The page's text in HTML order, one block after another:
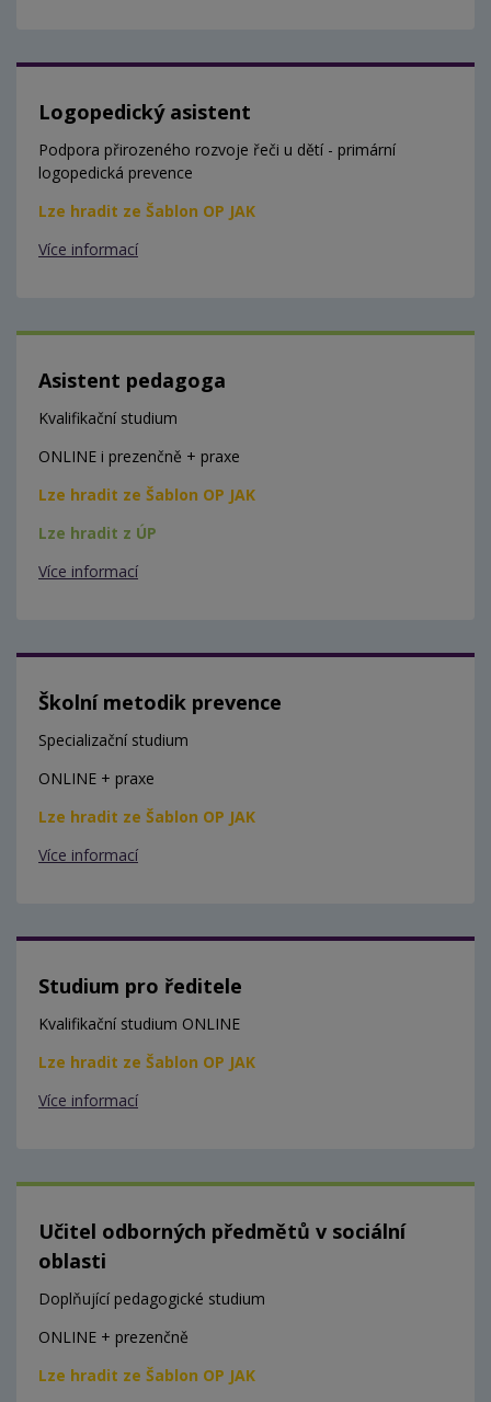
Logopedický asistent
Podpora přirozeného rozvoje řeči u dětí - primární
logopedická prevence
Lze hradit ze Šablon OP JAK
Více informací
Asistent pedagoga
Kvalifikační studium
ONLINE i prezenčně + praxe
Lze hradit ze Šablon OP JAK
Lze hradit z ÚP
Více informací
Školní metodik prevence
Specializační studium
ONLINE + praxe
Lze hradit ze Šablon OP JAK
Více informací
Studium pro ředitele
Kvalifikační studium ONLINE
Lze hradit ze Šablon OP JAK
Více informací
Učitel odborných předmětů v sociální
oblasti
Doplňující pedagogické studium
ONLINE + prezenčně
Lze hradit ze Šablon OP JAK